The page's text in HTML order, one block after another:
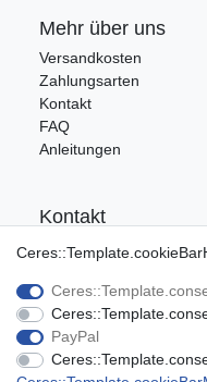
Mehr über uns
Versandkosten
Zahlungsarten
Kontakt
FAQ
Anleitungen
Kontakt
Tel.: 09176/9986400
Rechtliches
Datenschutz
PayPal